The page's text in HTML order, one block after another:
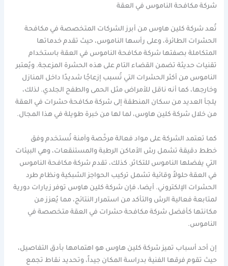
شركة مكافحة الناموس في العقة
تُعد شركة كلين هاوس من أبرز الشركات المتخصصة في مكافحة
الحشرات الطائرة، وعلى رأسها الناموس، حيث تقدم خدماتها
المتكاملة بصفتها شركة مكافحة الناموس في العقة باستخدام
تقنيات حديثة تضمن القضاء التام على هذه الحشرة المزعجة. ويُعتبر
الناموس من أكثر الحشرات التي تُسبب إزعاجًا شديدًا داخل المنازل
وخارجها، كما أنه ناقل للأمراض مثل الحمى والطفح الجلدي. لذلك،
يلجأ العديد من سكان المنطقة إلى شركة مكافحة حشرات في العقة
من خلال شركة كلين هاوس، لما لها من خبرة طويلة في هذا المجال.
كما تعتمد الشركة على مواد فعالة مرخّصة وآمنة تُستخدم وفق
خطط دقيقة تشمل رش الأماكن الرطبة والمستنقعات، وهي البيئات
التي يفضلها الناموس للتكاثر. كذلك، تقدم شركة مكافحة الناموس
في العقة حلولاً وقائية تشمل تركيب الحواجز الشبكية ونظام طرد
الحشرات الإلكتروني. أيضا، فإن شركة كلين هاوس توفر زيارات دورية
لمتابعة فعالية الرش والتأكد من استمرار النتائج، مما يُعزز من
مكانتها كأفضل شركة مكافحة حشرات في العقة متخصصة في
الناموس.
إن أحد أسباب تميز شركة كلين هاوس هو اهتمامها بأدق التفاصيل،
حيث تقوم فرقها الفنية بدراسة المكان جيداً، وتحديد نقاط تجمع